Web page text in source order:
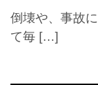
倒壊や、事故
て毎 […]